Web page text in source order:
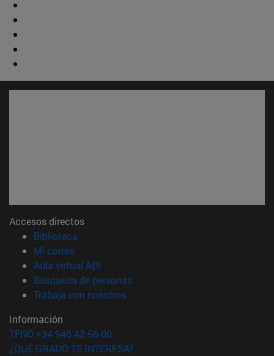
Accesos directos
Biblioteca
Mi correo(abre en nueva ventana)
Aula virtual ADI
Búsqueda de personas(abre en nueva ventana)
Trabaja con nosotros(abre en nueva ventana)
Información
TFNO +34 948 42 56 00
¿QUÉ GRADO TE INTERESA?